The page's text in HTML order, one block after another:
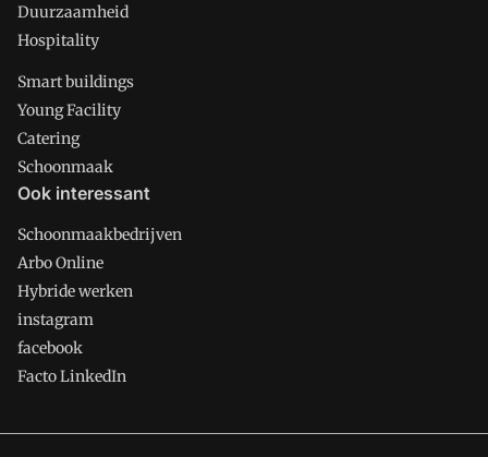
Duurzaamheid
Hospitality
Smart buildings
Young Facility
Catering
Schoonmaak
Ook interessant
Schoonmaakbedrijven
Arbo Online
Hybride werken
instagram
facebook
Facto LinkedIn